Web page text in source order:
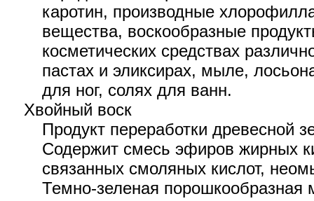
каротин, производные
вещества, воскообразные
косметических средствах
пастах и эликсирах, мыле,
для ног, солях для ванн.
Хвойный воск
Продукт переработки древесной
Содержит смесь эфиров жирных
связанных смоляных кислот,
Темно-зеленая порошкообразная